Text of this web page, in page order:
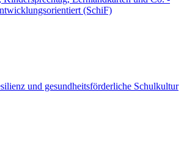
(SchiF)
und gesundheitsförderliche Schulkultur